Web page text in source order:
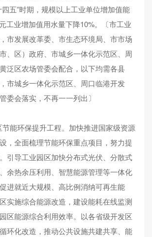
五”时期，规模以上工业单位增加值能
工业增加值用水量下降10%。〔市工业
市发展改革委、市生态环境局、市市场
、区）政府、市城乡一体化示范区、周
泛区农场管委会配合，以下均需各县
市城乡一体化示范区、周口临港开发
委会落实，不再一一列出〕
节能环保提升工程。加快推进国家级资源
，全面梳理节能环保重点项目，努力提
引导工业园区加快分布式光伏、分散式
余热余压利用、智慧能源管理等一体化
进就近大规模、高比例消纳可再生能
实施综合能源改造，建设能耗在线监测
区能源综合利用效率。以各省级开发区
环化改造，推动公共设施共建共享、能